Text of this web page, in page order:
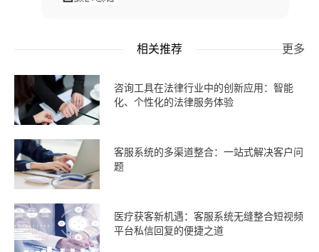
相关推荐 更多
咨询工具在法律行业中的创新应用：智能
化、个性化的法律服务体验
客服系统的多渠道整合：一站式解决客户问
题
医疗获客新机遇：客服系统无缝整合短视频
平台私信回复的便捷之道